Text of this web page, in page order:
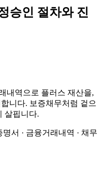
승인 절차와 진
내역으로 플러스 재산을,
니다. 보증채무처럼 겉으
살핍니다.
서 · 금융거래내역 · 채무